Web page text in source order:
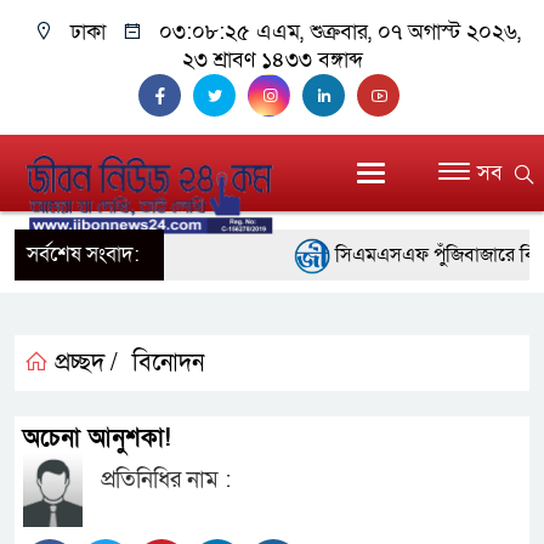
ঢাকা ০৩:০৮:২৫ এএম, শুক্রবার, ০৭ অগাস্ট ২০২৬,
২৩ শ্রাবণ ১৪৩৩ বঙ্গাব্দ
সব
সর্বশেষ সংবাদ:
সিএমএসএফ পুঁজিবাজারে
প্রচ্ছদ / বিনোদন
অচেনা আনুশকা!
প্রতিনিধির নাম :